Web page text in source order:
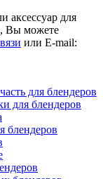
аксессуар для
Вы можете
или E-mail:
для блендеров
для блендеров
блендеров